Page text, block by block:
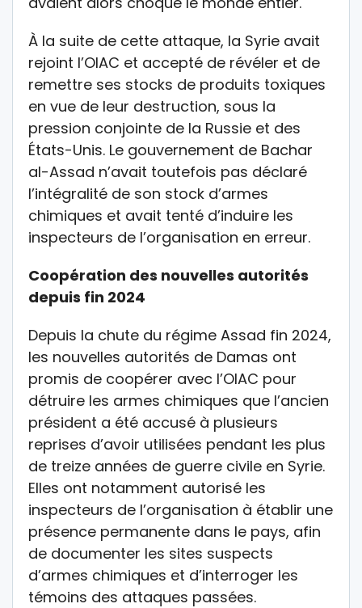
À la suite de cette attaque, la Syrie avait
rejoint l’OIAC et accepté de révéler et de
remettre ses stocks de produits toxiques
en vue de leur destruction, sous la
pression conjointe de la Russie et des
États-Unis. Le gouvernement de Bachar
al-Assad n’avait toutefois pas déclaré
l’intégralité de son stock d’armes
chimiques et avait tenté d’induire les
inspecteurs de l’organisation en erreur.
Coopération des nouvelles autorités
depuis fin 2024
Depuis la chute du régime Assad fin 2024,
les nouvelles autorités de Damas ont
promis de coopérer avec l’OIAC pour
détruire les armes chimiques que l’ancien
président a été accusé à plusieurs
reprises d’avoir utilisées pendant les plus
de treize années de guerre civile en Syrie.
Elles ont notamment autorisé les
inspecteurs de l’organisation à établir une
présence permanente dans le pays, afin
de documenter les sites suspects
d’armes chimiques et d’interroger les
témoins des attaques passées.